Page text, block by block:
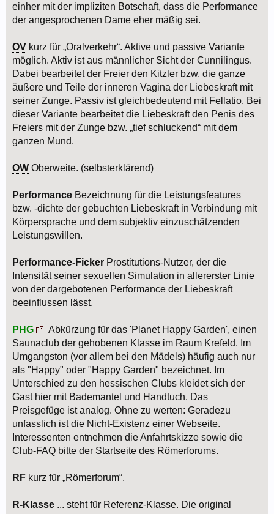
einher mit der impliziten Botschaft, dass die Performance
der angesprochenen Dame eher mäßig sei.
OV kurz für „Oralverkehr“. Aktive und passive Variante
möglich. Aktiv ist aus männlicher Sicht der Cunnilingus.
Dabei bearbeitet der Freier den Kitzler bzw. die ganze
äußere und Teile der inneren Vagina der Liebeskraft mit
seiner Zunge. Passiv ist gleichbedeutend mit Fellatio. Bei
dieser Variante bearbeitet die Liebeskraft den Penis des
Freiers mit der Zunge bzw. „tief schluckend“ mit dem
ganzen Mund.
OW Oberweite. (selbsterklärend)
Performance Bezeichnung für die Leistungsfeatures
bzw. -dichte der gebuchten Liebeskraft in Verbindung mit
Körpersprache und dem subjektiv einzuschätzenden
Leistungswillen.
Performance-Ficker Prostitutions-Nutzer, der die
Intensität seiner sexuellen Simulation in allererster Linie
von der dargebotenen Performance der Liebeskraft
beeinflussen lässt.
PHG
Abkürzung für das 'Planet Happy Garden', einen
Saunaclub der gehobenen Klasse im Raum Krefeld. Im
Umgangston (vor allem bei den Mädels) häufig auch nur
als "Happy" oder "Happy Garden" bezeichnet. Im
Unterschied zu den hessischen Clubs kleidet sich der
Gast hier mit Bademantel und Handtuch. Das
Preisgefüge ist analog. Ohne zu werten: Geradezu
unfasslich ist die Nicht-Existenz einer Webseite.
Interessenten entnehmen die Anfahrtskizze sowie die
Club-FAQ bitte der Startseite des Römerforums.
RF kurz für „Römerforum“.
R-Klasse ... steht für Referenz-Klasse. Die original